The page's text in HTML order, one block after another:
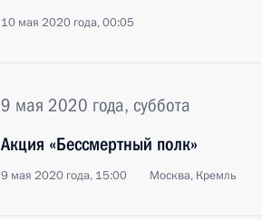
10 мая 2020 года, 00:05
9 мая 2020 года, суббота
Акция «Бессмертный полк»
9 мая 2020 года, 15:00 Москва, Кремль